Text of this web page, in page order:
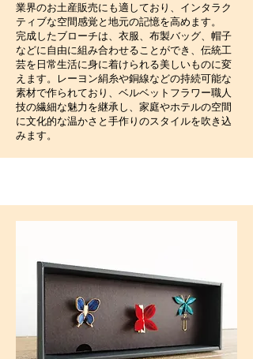
業界のお土産販売にも適しており、インタラク
ティブな空間感覚と地元の記憶を高めます。
完成したブローチは、衣服、布製バッグ、帽子
などに自由に組み合わせることができ、伝統工
芸を日常生活に身に着けられる美しいものに変
えます。レーヨン絹糸や銅線などの持続可能な
素材で作られており、ベルベットフラワー職人
技の繊細な魅力を継承し、家庭やホテルの空間
に文化的な温かさと手作りのスタイルを吹き込
みます。